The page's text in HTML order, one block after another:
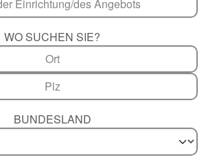
WO SUCHEN SIE?
BUNDESLAND